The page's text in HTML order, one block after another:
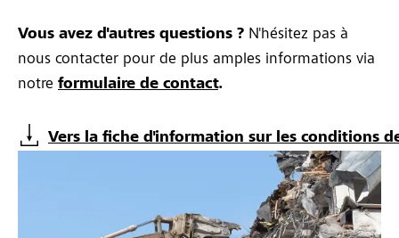
Vous avez d'autres questions ? N'hésitez pas à
nous contacter pour de plus amples informations via
notre formulaire de contact.
Vers la fiche d'information sur les conditions